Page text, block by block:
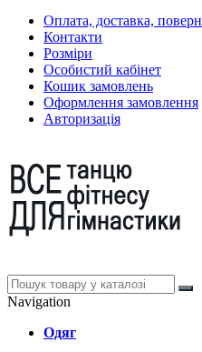
Оплата, доставка,
Контакти
Розміри
Особистий кабінет
Кошик замовлень
Оформлення замовлення
Авторизація
Navigation
Одяг